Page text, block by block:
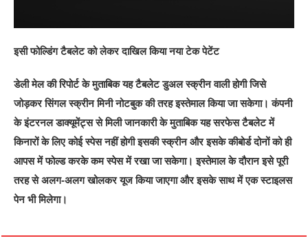
इसी फोल्डिंग टैबलेट को लेकर दाखिल किया नया टेक पेटेंट
डेली मेल की रिपोर्ट के मुताबिक यह टैबलेट डुअल स्क्रीन वाली होगी जिसे
जोड़कर सिंगल स्क्रीन मिनी नोटबुक की तरह इस्तेमाल किया जा सकेगा। कंपनी
के इंटरनल डाक्यूमेंट्स से मिली जानकारी के मुताबिक यह सरफेस टैबलेट में
किनारों के लिए कोई स्पेस नहीं होगी इसकी स्क्रीन और इसके कीबोर्ड दोनों को ही
आपस में फोल्ड करके कम स्पेस में रखा जा सकेगा। इस्तेमाल के दौरान इसे पूरी
तरह से अलग-अलग खोलकर यूज किया जाएगा और इसके साथ में एक स्‍टाइलस
पेन भी मिलेगा।